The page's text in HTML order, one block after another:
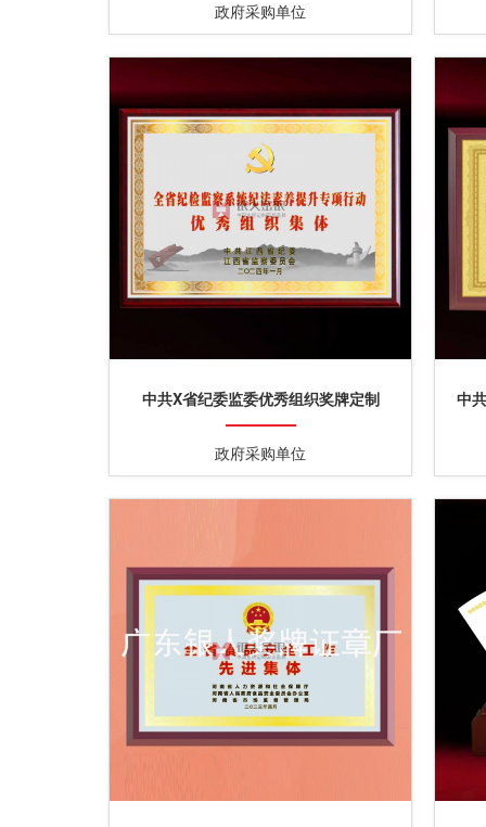
政府采购单位
中共X省纪委监委优秀组织奖牌定制
政府采购单位
中